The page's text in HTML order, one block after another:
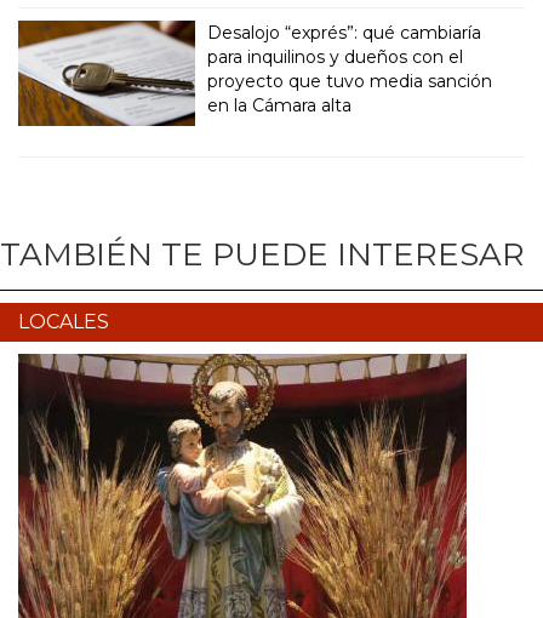
Desalojo “exprés”: qué cambiaría
para inquilinos y dueños con el
proyecto que tuvo media sanción
en la Cámara alta
TAMBIÉN TE PUEDE INTERESAR
LOCALES